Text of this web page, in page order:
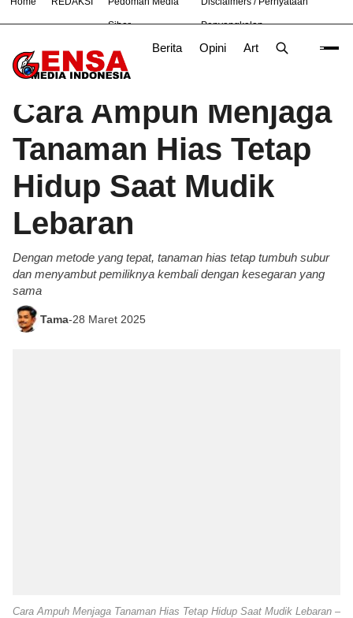
Siber Penyangkalan
Berita Opini Artikel
# Bekasi Hukum Nasional News TNI
Beranda/Berita
Cara Ampuh Menjaga
Tanaman Hias Tetap
Hidup Saat Mudik
Lebaran
Dengan metode yang tepat, tanaman hias tetap tumbuh subur
dan menyambut pemiliknya kembali dengan kesegaran yang
sama
Tama-28 Maret 2025
Cara Ampuh Menjaga Tanaman Hias Tetap Hidup Saat Mudik Lebaran –